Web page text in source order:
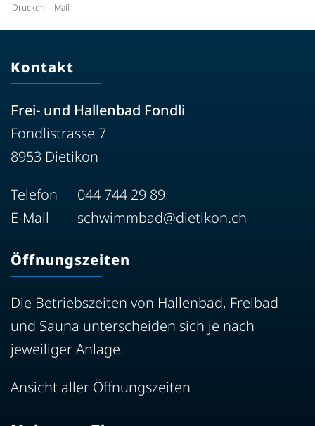
Drucken Mail
Kontakt
Frei- und Hallenbad Fondli
Fondlistrasse 7
8953 Dietikon
Telefon
044 744 29 89
E-Mail
schwimmbad@dietikon.ch
Öffnungszeiten
Die Betriebszeiten von Hallenbad, Freibad
und Sauna unterscheiden sich je nach
jeweiliger Anlage.
Ansicht aller Öffnungszeiten